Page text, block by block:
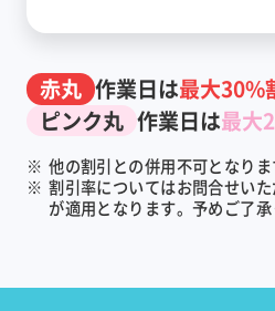
赤丸 作業日は最大30%
ピンク丸 作業日は最大
※ 他の割引との併用不可となりま
※ 割引率についてはお問合せい
が適用となります。予めご了承